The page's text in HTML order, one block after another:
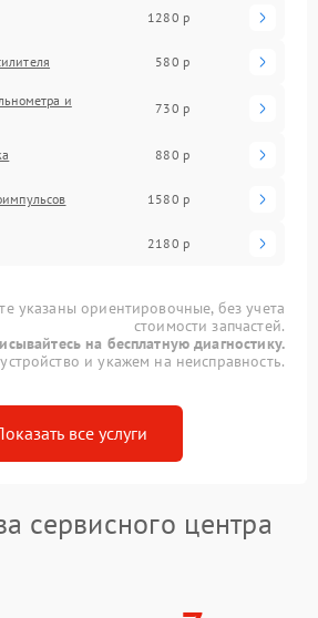
1280 р
580 р
и
730 р
880 р
1580 р
2180 р
указаны ориентировочные, без учета
стоимости запчастей.
на бесплатную диагностику.
и укажем на неисправность.
все услуги
сервисного центра